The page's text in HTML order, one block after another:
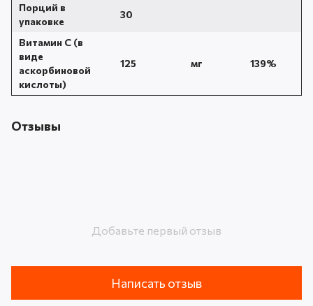
Порций в
упаковке
30
Витамин С (в
виде
аскорбиновой
кислоты)
125 мг 139%
Отзывы
Добавьте первый отзыв
Написать отзыв